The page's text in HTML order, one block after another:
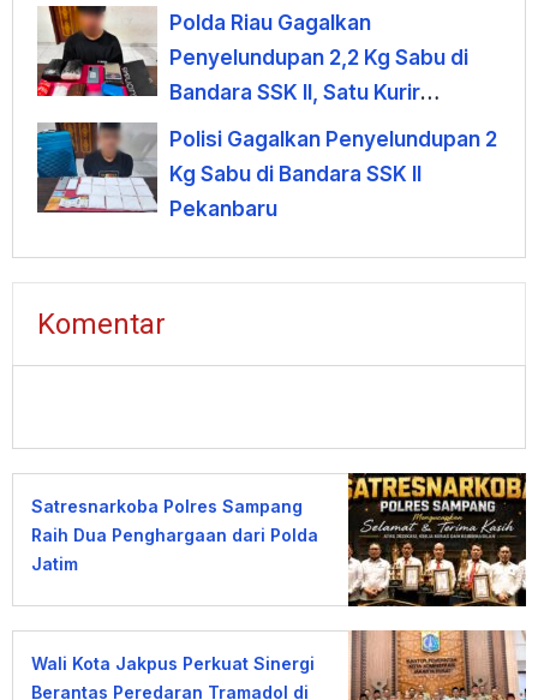
Polda Riau Gagalkan
Penyelundupan 2,2 Kg Sabu di
Bandara SSK II, Satu Kurir
Ditangkap
Polisi Gagalkan Penyelundupan 2
Kg Sabu di Bandara SSK II
Pekanbaru
Komentar
Satresnarkoba Polres Sampang
Raih Dua Penghargaan dari Polda
Jatim
Wali Kota Jakpus Perkuat Sinergi
Berantas Peredaran Tramadol di